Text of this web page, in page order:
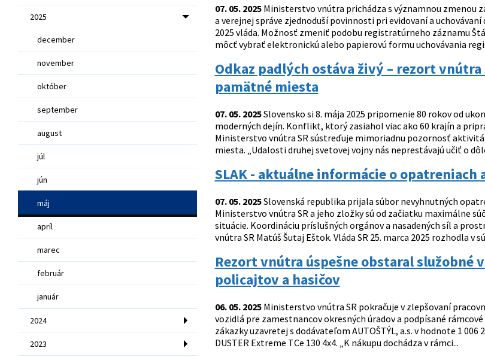
2025
december
november
október
september
august
júl
jún
máj
apríl
marec
február
január
2024
2023
07. 05. 2025Ministerstvo vnútra prichádza s významnou zmenou
a verejnej správe zjednoduší povinnosti pri evidovaní a
2025 vláda. Možnosť zmeniť podobu registratúrneho záznamu
môcť vybrať elektronickú alebo papierovú formu uchovávania
Odkaz padlých ostáva živý – rezort
pamätné miesta
07. 05. 2025Slovensko si 8. mája 2025 pripomenie 80 rokov od
moderných dejín. Konflikt, ktorý zasiahol viac ako 60 krajín a
Ministerstvo vnútra SR sústreďuje mimoriadnu pozornosť
miesta. „Udalosti druhej svetovej vojny nás neprestávajú učiť o
SLAK - aktuálne informácie o opatreniach
07. 05. 2025Slovenská republika prijala súbor nevyhnutných
Ministerstvo vnútra SR a jeho zložky sú od začiatku maximálne
situácie. Koordináciu príslušných orgánov a nasadených síl a
vnútra SR Matúš Šutaj Eštok. Vláda SR 25. marca 2025 rozhodla v
Rezort vnútra úspešne obstaral
policajtov a hasičov
06. 05. 2025Ministerstvo vnútra SR pokračuje v zlepšovaní
vozidlá pre zamestnancov okresných úradov a podpísané
zákazky uzavretej s dodávateľom AUTOŠTÝL, a.s. v hodnote 1
DUSTER Extreme TCe 130 4x4. „K nákupu dochádza v rámci...